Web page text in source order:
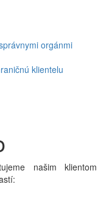
orgánmi
klientelu
našim klientom